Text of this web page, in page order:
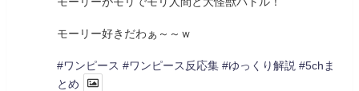
モーリー好きだわぁ～～ｗ
#ワンピース #ワンピース反応集 #ゆっくり解説 #5chま
とめ